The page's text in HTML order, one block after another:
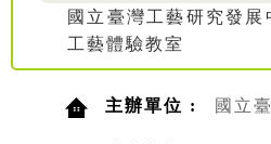
國立臺灣工藝研究發
工藝體驗教室
主辦單位 : 國立